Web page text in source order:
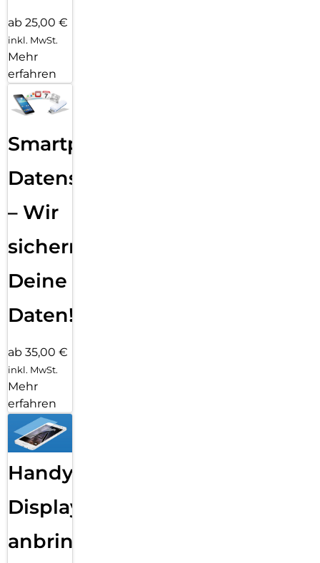
ab 25,00 €
inkl. MwSt.
Mehr
erfahren
Smartphone
Datensicherung
– Wir
sichern
Deine
Daten!
ab 35,00 €
inkl. MwSt.
Mehr
erfahren
Handy
Displayfolie
anbringen